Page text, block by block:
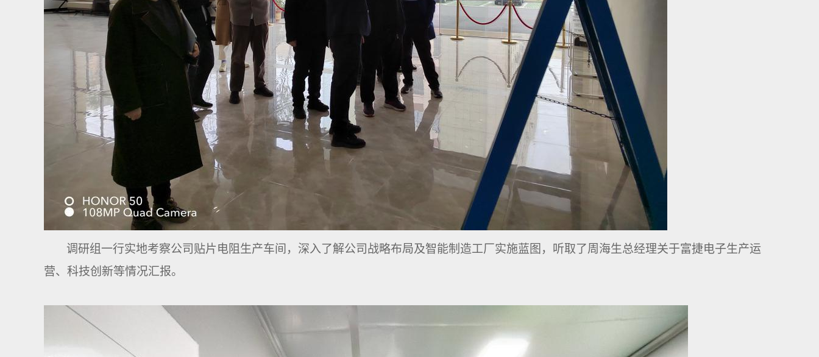
调研组一行实地考察公司贴片电阻生产车间，深入了解公司战略布局及智能制造工厂实施蓝图，听取了周海生总经理关于富捷电子生产运
营、科技创新等情况汇报。